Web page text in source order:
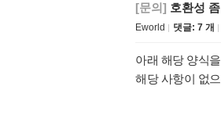
[문의] 호환성
Eworld 댓글: 7 개
아래 해당 양식
해당 사항이 없